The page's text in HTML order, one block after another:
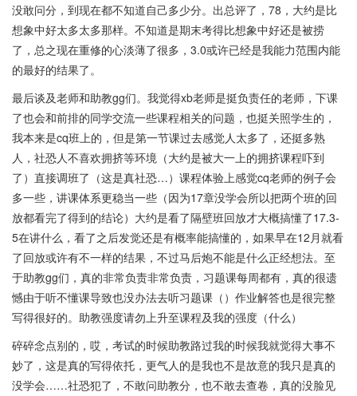
没敢问分，到现在都不知道自己多少分。出总评了，78，大约是比
想象中好太多太多那样。不知道是期末考得比想象中好还是被捞
了，总之现在重修的心淡薄了很多，3.0或许已经是我能力范围内能
的最好的结果了。
最后谈及老师和助教gg们。我觉得xb老师是挺负责任的老师，下课
了也会和前排的同学交流一些课程相关的问题，也挺关照学生的，
我本来是cq班上的，但是第一节课过去感觉人太多了，还挺多熟
人，社恐人不喜欢拥挤等环境（大约是被大一上的拥挤课程吓到
了）直接调班了（这是真社恐…）课程体验上感觉cq老师的例子会
多一些，讲课体系更稳当一些（因为17章没学会所以把两个班的回
放都看完了得到的结论）大约是看了隔壁班回放才大概搞懂了17.3-
5在讲什么，看了之后发觉还是有概率能搞懂的，如果早在12月就看
了回放或许有不一样的结果，不过马后炮不能是什么正经想法。至
于助教gg们，真的非常负责非常负责，习题课每周都有，真的很遗
憾由于听不懂课导致也没办法去听习题课（）作业解答也是很完整
写得很好的。助教强度请勿上升至课程及我的强度（什么）
碎碎念点别的，哎，考试的时候助教路过我的时候我就觉得大事不
妙了，这是真的写得依托，更气人的是我也不是故意的我只是真的
没学会……社恐犯了，不敢问助教分，也不敢去查卷，真的没脸见